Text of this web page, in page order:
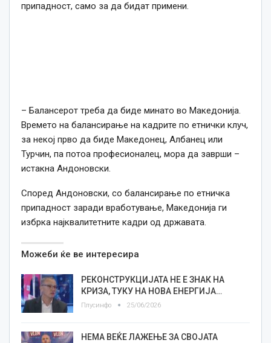
припадност, само за да бидат примени.
– Балансерот треба да биде минато во Македонија.
Времето на балансирање на кадрите по етнички клуч,
за некој прво да биде Македонец, Албанец или
Турчин, па потоа професионалец, мора да заврши –
истакна Андоновски.
Според Андоновски, со балансирање по етничка
припадност заради вработување, Македонија ги
избрка најквалитетните кадри од државата.
Можеби ќе ве интересира
РЕКОНСТРУКЦИЈАТА НЕ Е ЗНАК НА
КРИЗА, ТУКУ НА НОВА ЕНЕРГИЈА…
Плусинфо 25/06/2026
НЕМА ВЕЌЕ ЛАЖЕЊЕ ЗА СВОЈАТА